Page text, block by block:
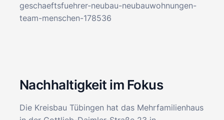
geschaeftsfuehrer-neubau-neubauwohnungen-
team-menschen-178536
Nachhaltigkeit im Fokus
Die Kreisbau Tübingen hat das Mehrfamilienhaus